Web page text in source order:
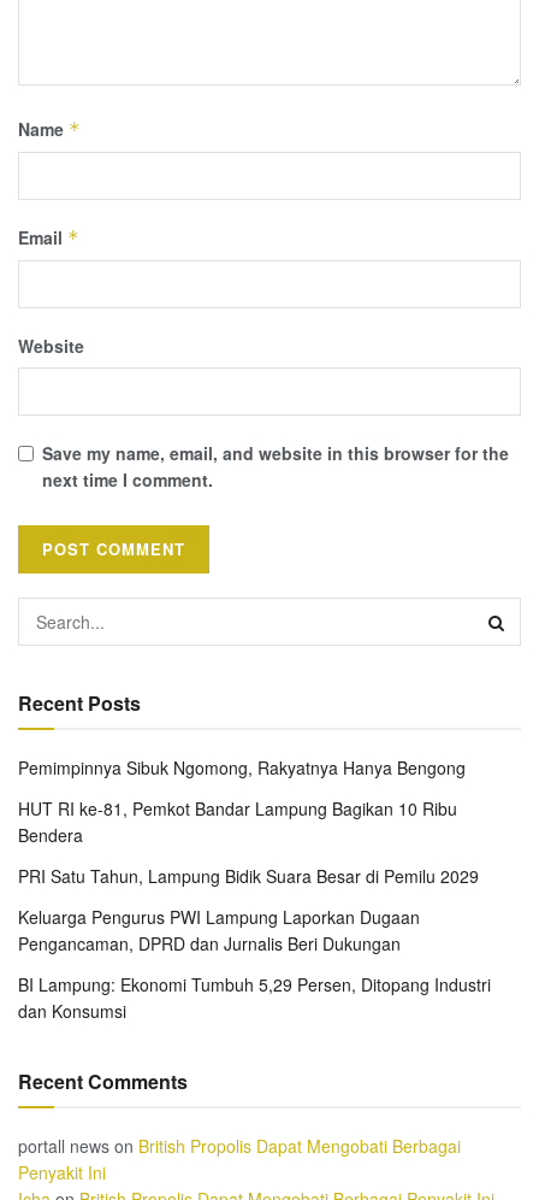
Name *
Email *
Website
Save my name, email, and website in this browser for the
next time I comment.
Recent Posts
Pemimpinnya Sibuk Ngomong, Rakyatnya Hanya Bengong
HUT RI ke-81, Pemkot Bandar Lampung Bagikan 10 Ribu
Bendera
PRI Satu Tahun, Lampung Bidik Suara Besar di Pemilu 2029
Keluarga Pengurus PWI Lampung Laporkan Dugaan
Pengancaman, DPRD dan Jurnalis Beri Dukungan
BI Lampung: Ekonomi Tumbuh 5,29 Persen, Ditopang Industri
dan Konsumsi
Recent Comments
portall news on British Propolis Dapat Mengobati Berbagai
Penyakit Ini